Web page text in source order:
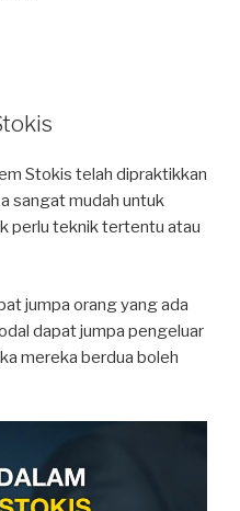
Stokis telah dipraktikkan
sangat mudah untuk
perlu teknik tertentu atau
jumpa orang yang ada
dapat jumpa pengeluar
mereka berdua boleh